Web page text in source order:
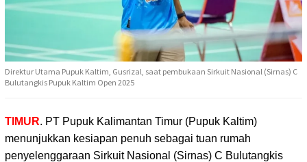
Direktur Utama Pupuk Kaltim, Gusrizal, saat pembukaan Sirkuit Nasional (Sirnas) C
Bulutangkis Pupuk Kaltim Open 2025
TIMUR. PT Pupuk Kalimantan Timur (Pupuk Kaltim)
menunjukkan kesiapan penuh sebagai tuan rumah
penyelenggaraan Sirkuit Nasional (Sirnas) C Bulutangkis